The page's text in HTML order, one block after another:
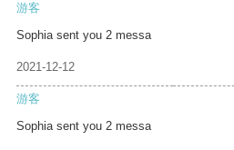
游客
Sophia sent you 2 messa
2021-12-12
游客
Sophia sent you 2 messa